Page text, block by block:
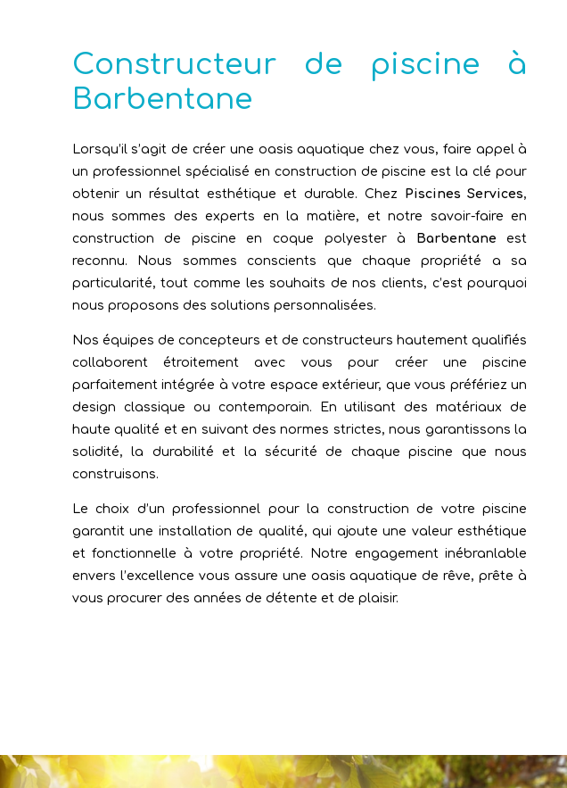
Constructeur de piscine à
Barbentane
Lorsqu’il s’agit de créer une oasis aquatique chez vous, faire appel à
un professionnel spécialisé en construction de piscine est la clé pour
obtenir un résultat esthétique et durable. Chez Piscines Services,
nous sommes des experts en la matière, et notre savoir-faire en
construction de piscine en coque polyester à Barbentane est
reconnu. Nous sommes conscients que chaque propriété a sa
particularité, tout comme les souhaits de nos clients, c’est pourquoi
nous proposons des solutions personnalisées.
Nos équipes de concepteurs et de constructeurs hautement qualifiés
collaborent étroitement avec vous pour créer une piscine
parfaitement intégrée à votre espace extérieur, que vous préfériez un
design classique ou contemporain. En utilisant des matériaux de
haute qualité et en suivant des normes strictes, nous garantissons la
solidité, la durabilité et la sécurité de chaque piscine que nous
construisons.
Le choix d’un professionnel pour la construction de votre piscine
garantit une installation de qualité, qui ajoute une valeur esthétique
et fonctionnelle à votre propriété. Notre engagement inébranlable
envers l’excellence vous assure une oasis aquatique de rêve, prête à
vous procurer des années de détente et de plaisir.